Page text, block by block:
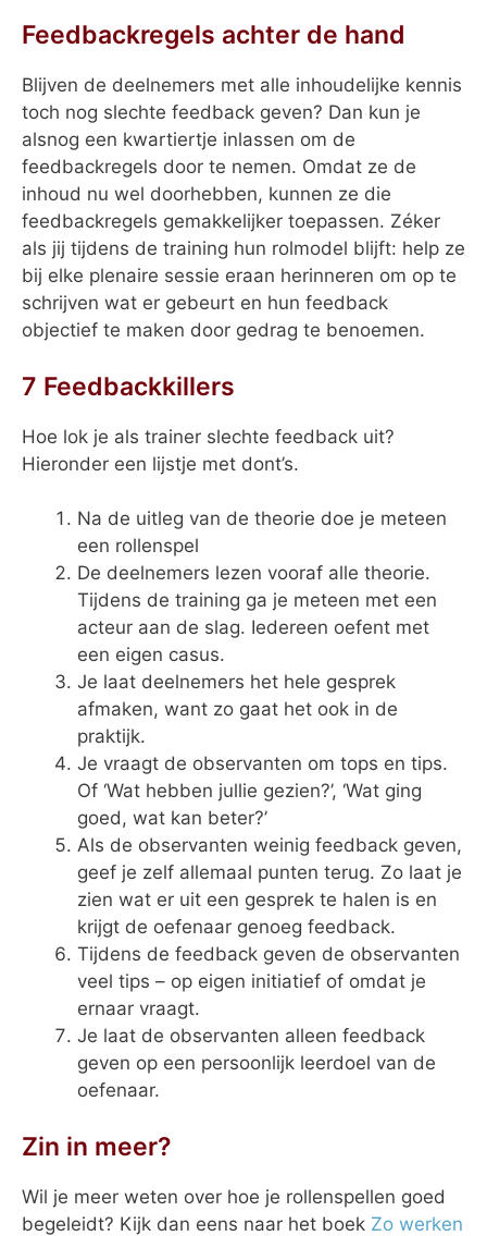
Feedbackregels achter de hand
Blijven de deelnemers met alle inhoudelijke kennis
toch nog slechte feedback geven? Dan kun je
alsnog een kwartiertje inlassen om de
feedbackregels door te nemen. Omdat ze de
inhoud nu wel doorhebben, kunnen ze die
feedbackregels gemakkelijker toepassen. Zéker
als jij tijdens de training hun rolmodel blijft: help ze
bij elke plenaire sessie eraan herinneren om op te
schrijven wat er gebeurt en hun feedback
objectief te maken door gedrag te benoemen.
7 Feedbackkillers
Hoe lok je als trainer slechte feedback uit?
Hieronder een lijstje met dont’s.
Na de uitleg van de theorie doe je meteen
een rollenspel
De deelnemers lezen vooraf alle theorie.
Tijdens de training ga je meteen met een
acteur aan de slag. Iedereen oefent met
een eigen casus.
Je laat deelnemers het hele gesprek
afmaken, want zo gaat het ook in de
praktijk.
Je vraagt de observanten om tops en tips.
Of ‘Wat hebben jullie gezien?’, ‘Wat ging
goed, wat kan beter?’
Als de observanten weinig feedback geven,
geef je zelf allemaal punten terug. Zo laat je
zien wat er uit een gesprek te halen is en
krijgt de oefenaar genoeg feedback.
Tijdens de feedback geven de observanten
veel tips – op eigen initiatief of omdat je
ernaar vraagt.
Je laat de observanten alleen feedback
geven op een persoonlijk leerdoel van de
oefenaar.
Zin in meer?
Wil je meer weten over hoe je rollenspellen goed
begeleidt? Kijk dan eens naar het boek Zo werken